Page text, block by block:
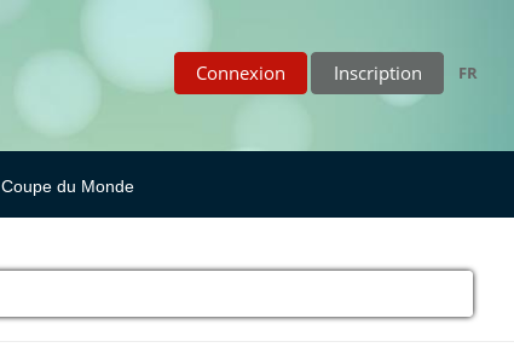
Connexion Inscription FR
Coupe du Monde